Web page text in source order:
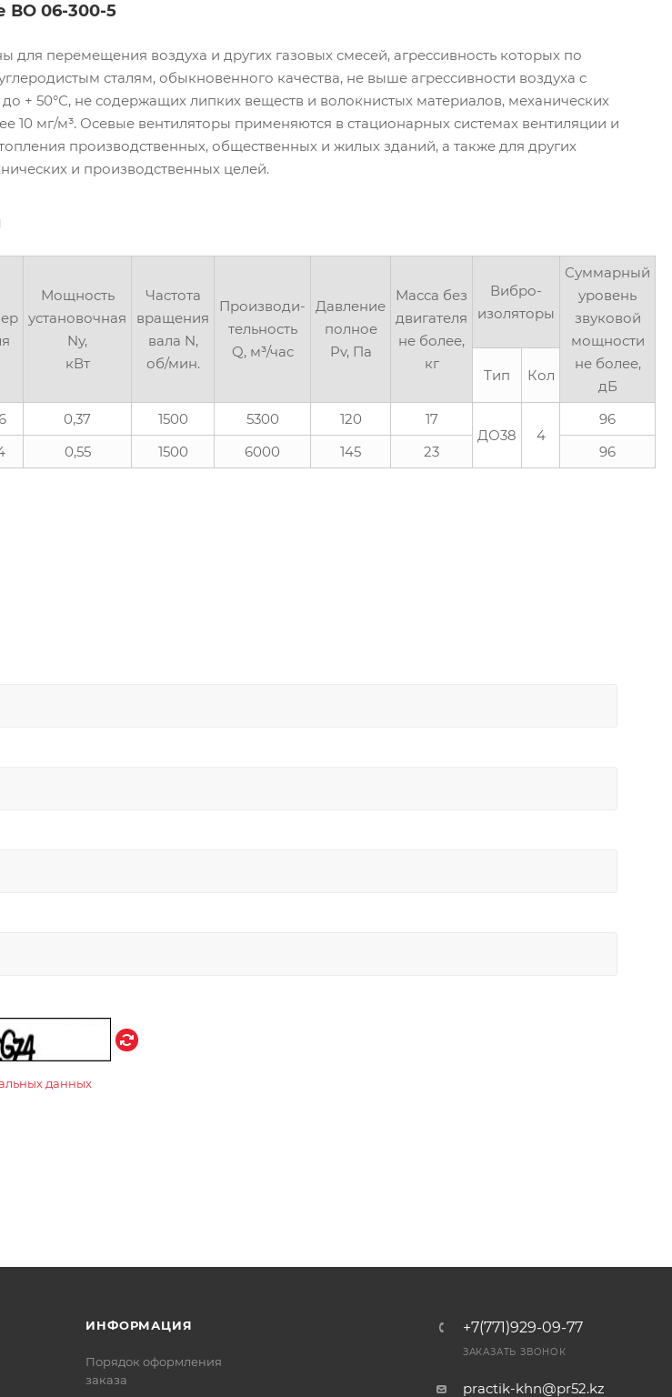
ВО 06-300-5
для перемещения воздуха и других газовых смесей, агрессивность которых по
сталям, обыкновенного качества, не выше агрессивности воздуха с
+ 50°С, не содержащих липких веществ и волокнистых материалов, механических
10 мг/м³. Осевые вентиляторы применяются в стационарных системах вентиляции и
производственных, общественных и жилых зданий, а также для других
и производственных целей.
Мощность
установочная
Nу,
кВт
Частота
вращения
вала N,
об/мин.
Производи-
тельность
Q, м³/час
Давление
полное
Pv, Па
Масса без
двигателя
не более,
кг
Вибро-
изоляторы
Суммарный
уровень
звуковой
мощности
не более,
дБ
Тип Кол
0,37 1500 5300 120
17
ДО38
4
96
0,55 1500 6000 145 23 96
данных
ИНФОРМАЦИЯ
Порядок оформления
заказа
+7(771)929-09-77
ЗАКАЗАТЬ ЗВОНОК
practik-khn@pr52.kz